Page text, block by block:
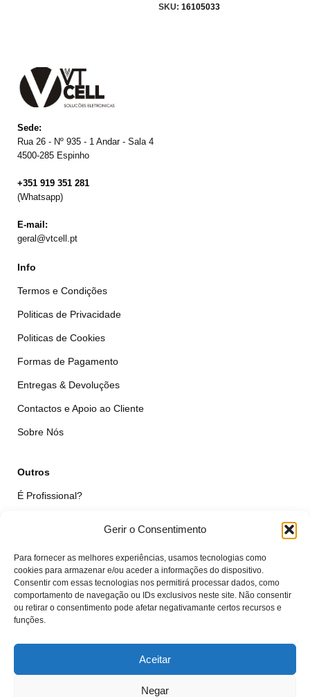
Gerir o Consentimento
Para fornecer as melhores experiências, usamos tecnologias como
cookies para armazenar e/ou aceder a informações do dispositivo.
Consentir com essas tecnologias nos permitirá processar dados, como
comportamento de navegação ou IDs exclusivos neste site. Não consentir
ou retirar o consentimento pode afetar negativamante certos recursos e
funções.
Aceitar
Negar
SKU: 16105033
Sede:
Rua 26 - Nº 935 - 1 Andar - Sala 4
4500-285 Espinho
+351 919 351 281
(Whatsapp)
E-mail:
geral@vtcell.pt
Info
Termos e Condições
Politicas de Privacidade
Politicas de Cookies
Formas de Pagamento
Entregas & Devoluções
Contactos e Apoio ao Cliente
Sobre Nós
Outros
É Profissional?
Qualidade das Peças
Minha Conta
© VTcell Soluções Electrónicas - Todos os Direitos Reservados - 2018 -